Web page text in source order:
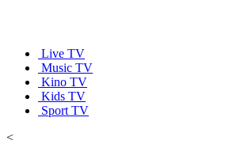
Live TV
Music TV
Kino TV
Kids TV
Sport TV
<